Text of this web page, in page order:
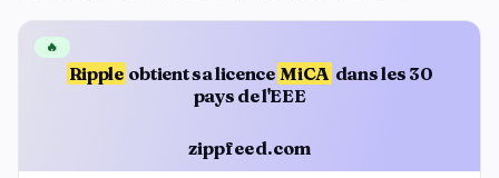
Ripple obtient sa licence MiCA dans les 30
pays de l'EEE
zippfeed.com
🔥